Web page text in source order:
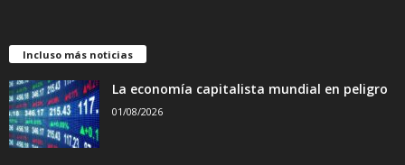
Incluso más noticias
La economía capitalista mundial en peligro
01/08/2026